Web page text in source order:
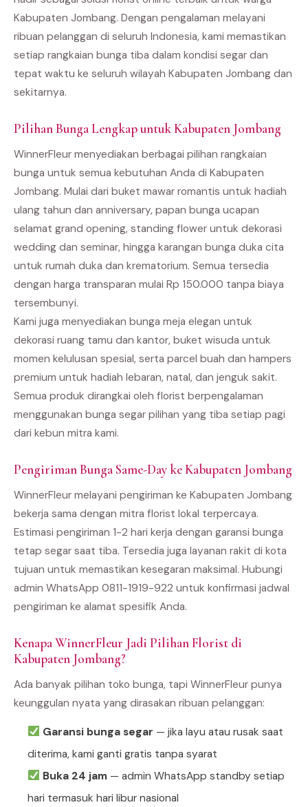
Kabupaten Jombang. Dengan pengalaman melayani
ribuan pelanggan di seluruh Indonesia, kami memastikan
setiap rangkaian bunga tiba dalam kondisi segar dan
tepat waktu ke seluruh wilayah Kabupaten Jombang dan
sekitarnya.
Pilihan Bunga Lengkap untuk Kabupaten Jombang
WinnerFleur menyediakan berbagai pilihan rangkaian
bunga untuk semua kebutuhan Anda di Kabupaten
Jombang. Mulai dari buket mawar romantis untuk hadiah
ulang tahun dan anniversary, papan bunga ucapan
selamat grand opening, standing flower untuk dekorasi
wedding dan seminar, hingga karangan bunga duka cita
untuk rumah duka dan krematorium. Semua tersedia
dengan harga transparan mulai Rp 150.000 tanpa biaya
tersembunyi.
Kami juga menyediakan bunga meja elegan untuk
dekorasi ruang tamu dan kantor, buket wisuda untuk
momen kelulusan spesial, serta parcel buah dan hampers
premium untuk hadiah lebaran, natal, dan jenguk sakit.
Semua produk dirangkai oleh florist berpengalaman
menggunakan bunga segar pilihan yang tiba setiap pagi
dari kebun mitra kami.
Pengiriman Bunga Same-Day ke Kabupaten Jombang
WinnerFleur melayani pengiriman ke Kabupaten Jombang
bekerja sama dengan mitra florist lokal terpercaya.
Estimasi pengiriman 1-2 hari kerja dengan garansi bunga
tetap segar saat tiba. Tersedia juga layanan rakit di kota
tujuan untuk memastikan kesegaran maksimal. Hubungi
admin WhatsApp 0811-1919-922 untuk konfirmasi jadwal
pengiriman ke alamat spesifik Anda.
Kenapa WinnerFleur Jadi Pilihan Florist di
Kabupaten Jombang?
Ada banyak pilihan toko bunga, tapi WinnerFleur punya
keunggulan nyata yang dirasakan ribuan pelanggan:
Garansi bunga segar — jika layu atau rusak saat
diterima, kami ganti gratis tanpa syarat
Buka 24 jam— admin WhatsApp standby setiap
hari termasuk hari libur nasional